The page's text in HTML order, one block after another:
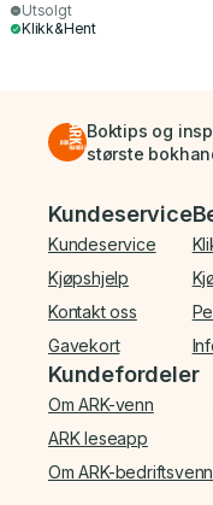
Utsolgt
Klikk&Hent
Boktips og
største
Bunnmeny
Kundeservice
Kundeservice
Kjøpshjelp
Kontakt oss
Gavekort
Kundefordeler
Om ARK-venn
ARK leseapp
Om ARK-bedriftsvenn